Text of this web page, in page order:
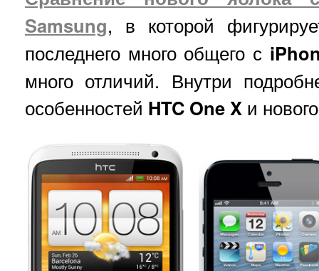
Samsung, в которой
последнего много общего с
много отличий. Внутри
особенностей HTC One X и